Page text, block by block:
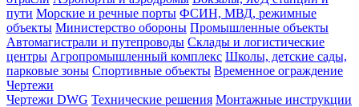
пути Морские и речные порты ФСИН, МВД, режимные
объекты Министерство обороны Промышленные объекты
Автомагистрали и путепроводы Склады и логистические
центры Агропромышленный комплекс Школы, детские сады,
парковые зоны Спортивные объекты Временное ограждение
Чертежи
Чертежи DWG Технические решения Монтажные инструкции